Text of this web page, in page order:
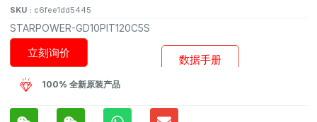
SKU : c6fee1dd5445
STARPOWER-GD10PIT120C5S
数据手册
立刻询价
100% 全新原装产品